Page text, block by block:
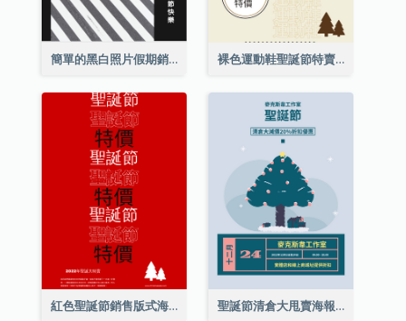
簡單的黑白照片假期銷售海報 裸色運動鞋聖誕節特賣海報
紅色聖誕節銷售版式海報 聖誕節清倉大甩賣海報